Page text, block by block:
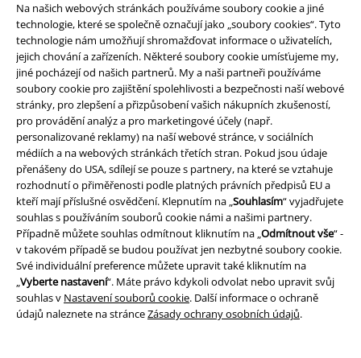
Na našich webových stránkách používáme soubory cookie a jiné
technologie, které se společně označují jako „soubory cookies“. Tyto
technologie nám umožňují shromažďovat informace o uživatelích,
jejich chování a zařízeních. Některé soubory cookie umísťujeme my,
jiné pocházejí od našich partnerů. My a naši partneři používáme
soubory cookie pro zajištění spolehlivosti a bezpečnosti naší webové
stránky, pro zlepšení a přizpůsobení vašich nákupních zkušeností,
pro provádění analýz a pro marketingové účely (např.
personalizované reklamy) na naší webové stránce, v sociálních
médiích a na webových stránkách třetích stran. Pokud jsou údaje
přenášeny do USA, sdílejí se pouze s partnery, na které se vztahuje
rozhodnutí o přiměřenosti podle platných právních předpisů EU a
kteří mají příslušné osvědčení. Klepnutím na „Souhlasím“ vyjadřujete
souhlas s používáním souborů cookie námi a našimi partnery.
Případně můžete souhlas odmítnout kliknutím na „Odmítnout vše“ -
v takovém případě se budou používat jen nezbytné soubory cookie.
Své individuální preference můžete upravit také kliknutím na
„Vyberte nastavení“. Máte právo kdykoli odvolat nebo upravit svůj
souhlas v Nastavení souborů cookie. Další informace o ochraně
údajů naleznete na stránceZásady ochrany osobních údajů.
V EMP Band shopu na vás čeká ještě více legendárních skupin, včetně
Saltatio Mortis, Nightwish, Alestorm nebo Blind Guardian.
Sleva
E-Mail Newsletter
Získejte 20% slevový poukaz, když se přihlásíte
teď!Více
Tímto souhlasím se zasíláním EMP Newslettru a souhlasím s tím, že
E.M.P. Merchandising mbH může zpracovávat mé osobní údaje a
pravidelně mi posílat informace o svých produktech. Mé osobní údaje
budou zpracovány v souladu s ustanovenímiOchrana osobních údajů
Můj souhlas mohu kdykoliv odvolat na odhlašovací odkaz/link.
Unsubscribe
here